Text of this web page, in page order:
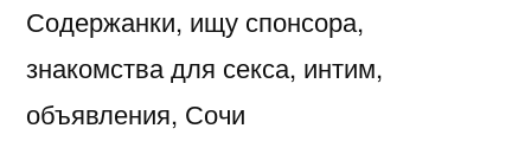
Содержанки, ищу спонсора,
знакомства для секса, интим,
объявления, Сочи